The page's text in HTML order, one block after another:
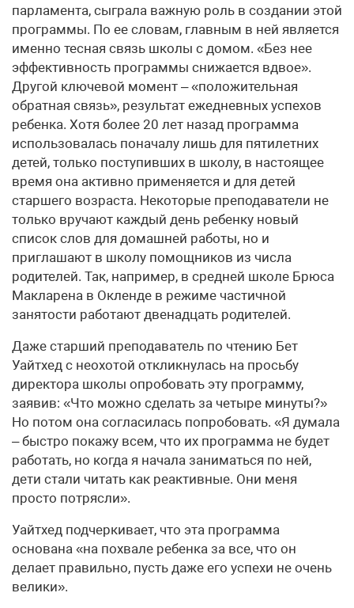
парламента, сыграла важную роль в создании этой
программы. По ее словам, главным в ней является
именно тесная связь школы с домом. «Без нее
эффективность программы снижается вдвое».
Другой ключевой момент – «положительная
обратная связь», результат ежедневных успехов
ребенка. Хотя более 20 лет назад программа
использовалась поначалу лишь для пятилетних
детей, только поступивших в школу, в настоящее
время она активно применяется и для детей
старшего возраста. Некоторые преподаватели не
только вручают каждый день ребенку новый
список слов для домашней работы, но и
приглашают в школу помощников из числа
родителей. Так, например, в средней школе Брюса
Макларена в Окленде в режиме частичной
занятости работают двенадцать родителей.
Даже старший преподаватель по чтению Бет
Уайтхед с неохотой откликнулась на просьбу
директора школы опробовать эту программу,
заявив: «Что можно сделать за четыре минуты?»
Но потом она согласилась попробовать. «Я думала
– быстро покажу всем, что их программа не будет
работать, но когда я начала заниматься по ней,
дети стали читать как реактивные. Они меня
просто потрясли».
Уайтхед подчеркивает, что эта программа
основана «на похвале ребенка за все, что он
делает правильно, пусть даже его успехи не очень
велики».